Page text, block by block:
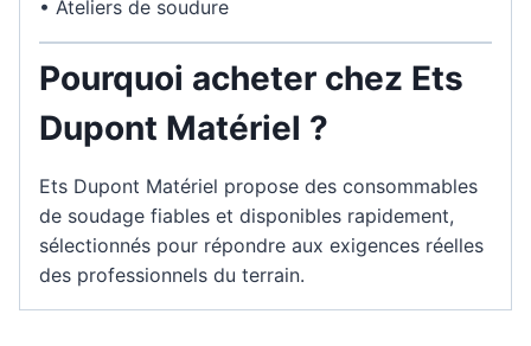
• Ateliers de soudure
Pourquoi acheter chez Ets
Dupont Matériel ?
Ets Dupont Matériel propose des consommables
de soudage fiables et disponibles rapidement,
sélectionnés pour répondre aux exigences réelles
des professionnels du terrain.